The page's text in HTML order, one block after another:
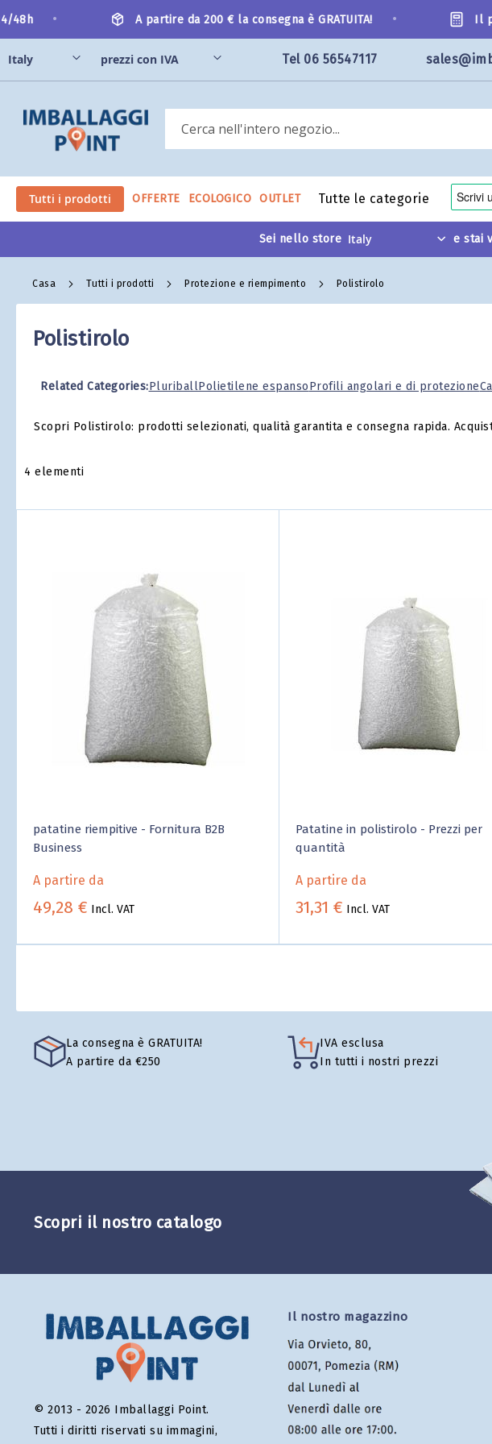
al
contenuto
A partire da 200 € la consegna è GRATUITA! Il
Tel 06 56547117
Search
Tutti i prodotti OFFERTE ECOLOGICO OUTLET Tutte le categorie
Sei nello store e stai
Casa Tutti i prodotti Protezione e riempimento Polistirolo
Polistirolo
Related Categories:PluriballPolietilene espansoProfili angolari e di protezione
Scopri Polistirolo: prodotti selezionati, qualità garantita e consegna rapida.
4 elementi
patatine riempitive - Fornitura B2B
Business
A partire da
49,28 € Incl. VAT
Patatine in polistirolo - Prezzi per
quantità
A partire da
31,31 € Incl. VAT
La consegna è GRATUITA!
A partire da €250
IVA esclusa
In tutti i nostri prezzi
Scopri il nostro catalogo
© 2013 - 2026 Imballaggi Point.
Tutti i diritti riservati su immagini,
Il nostro magazzino